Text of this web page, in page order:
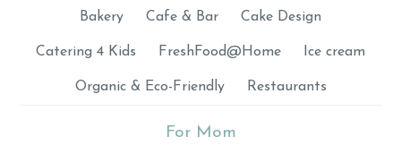
Bakery Cafe & Bar Cake Design
Catering 4 Kids FreshFood@Home Ice cream
Organic & Eco-Friendly Restaurants
For Mom